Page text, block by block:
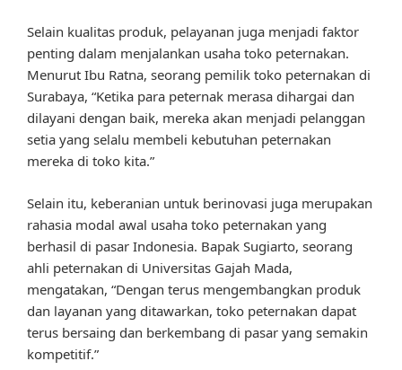
Selain kualitas produk, pelayanan juga menjadi faktor
penting dalam menjalankan usaha toko peternakan.
Menurut Ibu Ratna, seorang pemilik toko peternakan di
Surabaya, “Ketika para peternak merasa dihargai dan
dilayani dengan baik, mereka akan menjadi pelanggan
setia yang selalu membeli kebutuhan peternakan
mereka di toko kita.”
Selain itu, keberanian untuk berinovasi juga merupakan
rahasia modal awal usaha toko peternakan yang
berhasil di pasar Indonesia. Bapak Sugiarto, seorang
ahli peternakan di Universitas Gajah Mada,
mengatakan, “Dengan terus mengembangkan produk
dan layanan yang ditawarkan, toko peternakan dapat
terus bersaing dan berkembang di pasar yang semakin
kompetitif.”